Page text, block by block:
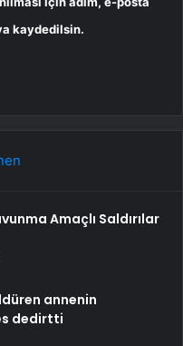
kaydedilsin.
Amaçlı Saldırılar
annenin
dedirtti